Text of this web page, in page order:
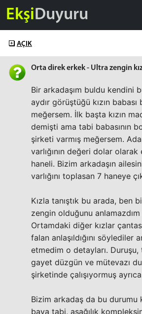
EkşiDuyuru
AÇIK
Orta direk erkek - Ultra zengin
Bir arkadaşım buldu kendini
aydır görüştüğü kızın
meğersem. İlk başta kızın
demişti ama tabi babasının
şirketi varmış meğersem.
varlığının değeri dolar
haneli. Bizim arkadaşın
varlığını toplasan 7 haneye
Kızla tanıştık bu arada, ben
zengin olduğunu anlamazdım
Ortamdaki diğer kızlar
falan anlaşıldığını söylediler
etmedim o detayları. Duruşu,
gayet düzgün ve mütevazı
şirketinde çalışıyormuş
Bizim arkadaş da bu durumu
baya tabi, aşağılık